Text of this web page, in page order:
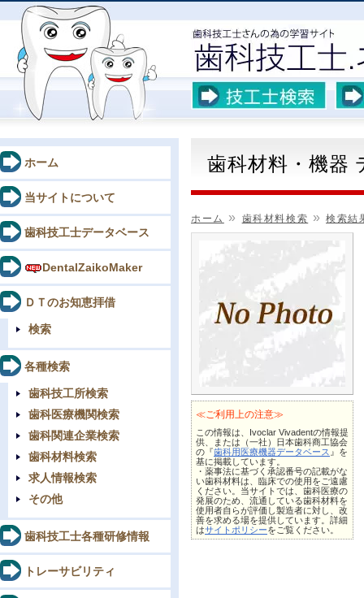
歯科材料・機器
ホーム » 歯科材料検索 »検索結
≪ご利用上の注意≫
この情報は、Ivoclar Vivadentの情報提
供、または（一社）日本歯科商工協会
の『歯科用医療機器データベース 』を
基に掲載しています。
・薬事法に基づく承認番号の記載がな
い歯科材料は、臨床での使用をご遠慮
ください。当サイトでは、歯科医療の
発展のため、流通している歯科材料を
使用者自らが評価し製造者に対し、改
善を求める場を提供しています。詳細
はサイトポリシーをご覧ください。
ホーム
当サイトについて
歯科技工士データベース
DentalZaikoMaker
ＤＴのお知恵拝借
検索
各種検索
歯科技工所検索
歯科医療機関検索
歯科関連企業検索
歯科材料検索
求人情報検索
その他
歯科技工士各種研修情報
トレーサビリティ